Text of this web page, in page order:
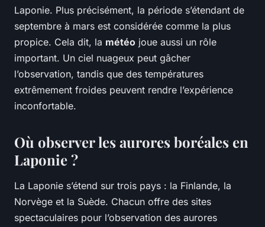
Laponie. Plus précisément, la période s’étendant de
septembre à mars est considérée comme la plus
propice. Cela dit, la météo joue aussi un rôle
important. Un ciel nuageux peut gâcher
l’observation, tandis que des températures
extrêmement froides peuvent rendre l’expérience
inconfortable.
Où observer les aurores boréales en
Laponie ?
La Laponie s’étend sur trois pays : la Finlande, la
Norvège et la Suède. Chacun offre des sites
spectaculaires pour l’observation des aurores